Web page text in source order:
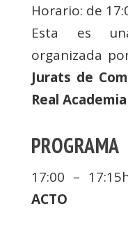
Horario: de
Esta es
organizada
Jurats de
Real
PROGRAMA
17:00 –
ACTO